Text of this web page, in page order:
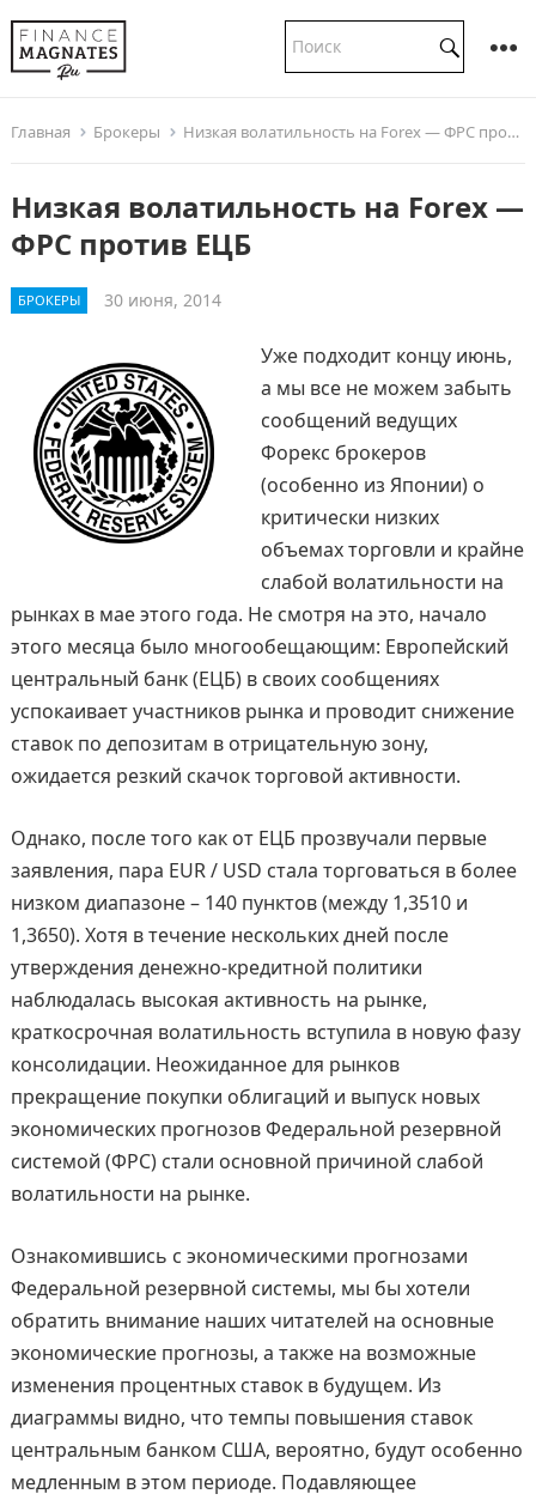
Главная Брокеры Низкая волатильность на Forex — ФРС против ЕЦБ
Низкая волатильность на Forex —
ФРС против ЕЦБ
БРОКЕРЫ 30 июня, 2014
Уже подходит концу июнь,
а мы все не можем забыть
сообщений ведущих
Форекс брокеров
(особенно из Японии) о
критически низких
объемах торговли и крайне
слабой волатильности на
рынках в мае этого года. Не смотря на это, начало
этого месяца было многообещающим: Европейский
центральный банк (ЕЦБ) в своих сообщениях
успокаивает участников рынка и проводит снижение
ставок по депозитам в отрицательную зону,
ожидается резкий скачок торговой активности.
Однако, после того как от ЕЦБ прозвучали первые
заявления, пара EUR / USD стала торговаться в более
низком диапазоне – 140 пунктов (между 1,3510 и
1,3650). Хотя в течение нескольких дней после
утверждения денежно-кредитной политики
наблюдалась высокая активность на рынке,
краткосрочная волатильность вступила в новую фазу
консолидации. Неожиданное для рынков
прекращение покупки облигаций и выпуск новых
экономических прогнозов Федеральной резервной
системой (ФРС) стали основной причиной слабой
волатильности на рынке.
Ознакомившись с экономическими прогнозами
Федеральной резервной системы, мы бы хотели
обратить внимание наших читателей на основные
экономические прогнозы, а также на возможные
изменения процентных ставок в будущем. Из
диаграммы видно, что темпы повышения ставок
центральным банком США, вероятно, будут особенно
медленным в этом периоде. Подавляющее